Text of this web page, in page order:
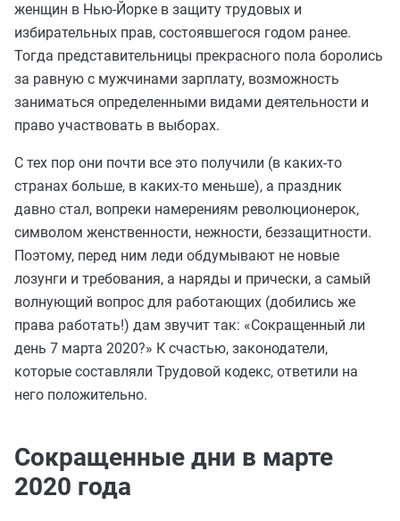
женщин в Нью-Йорке в защиту трудовых и
избирательных прав, состоявшегося годом ранее.
Тогда представительницы прекрасного пола боролись
за равную с мужчинами зарплату, возможность
заниматься определенными видами деятельности и
право участвовать в выборах.
С тех пор они почти все это получили (в каких-то
странах больше, в каких-то меньше), а праздник
давно стал, вопреки намерениям революционерок,
символом женственности, нежности, беззащитности.
Поэтому, перед ним леди обдумывают не новые
лозунги и требования, а наряды и прически, а самый
волнующий вопрос для работающих (добились же
права работать!) дам звучит так: «Сокращенный ли
день 7 марта 2020?» К счастью, законодатели,
которые составляли Трудовой кодекс, ответили на
него положительно.
Сокращенные дни в марте
2020 года